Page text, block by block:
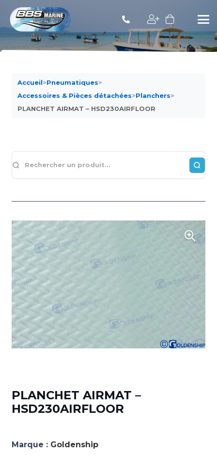
Accueil>Pneumatiques>
Accessoires & Pièces détachées>Planchers>
PLANCHET AIRMAT – HSD230AIRFLOOR
PLANCHET AIRMAT –
HSD230AIRFLOOR
Marque : Goldenship